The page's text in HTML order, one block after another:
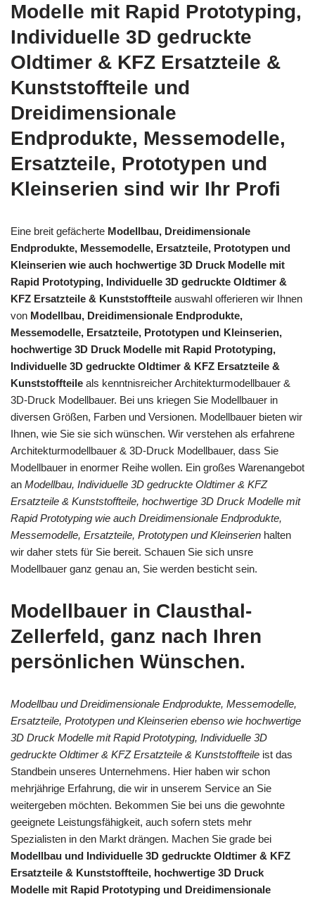
Modelle mit Rapid Prototyping,
Individuelle 3D gedruckte
Oldtimer & KFZ Ersatzteile &
Kunststoffteile und
Dreidimensionale
Endprodukte, Messemodelle,
Ersatzteile, Prototypen und
Kleinserien sind wir Ihr Profi
Eine breit gefächerte Modellbau, Dreidimensionale
Endprodukte, Messemodelle, Ersatzteile, Prototypen und
Kleinserien wie auch hochwertige 3D Druck Modelle mit
Rapid Prototyping, Individuelle 3D gedruckte Oldtimer &
KFZ Ersatzteile & Kunststoffteile auswahl offerieren wir Ihnen
von Modellbau, Dreidimensionale Endprodukte,
Messemodelle, Ersatzteile, Prototypen und Kleinserien,
hochwertige 3D Druck Modelle mit Rapid Prototyping,
Individuelle 3D gedruckte Oldtimer & KFZ Ersatzteile &
Kunststoffteile als kenntnisreicher Architekturmodellbauer &
3D-Druck Modellbauer. Bei uns kriegen Sie Modellbauer in
diversen Größen, Farben und Versionen. Modellbauer bieten wir
Ihnen, wie Sie sie sich wünschen. Wir verstehen als erfahrene
Architekturmodellbauer & 3D-Druck Modellbauer, dass Sie
Modellbauer in enormer Reihe wollen. Ein großes Warenangebot
an Modellbau, Individuelle 3D gedruckte Oldtimer & KFZ
Ersatzteile & Kunststoffteile, hochwertige 3D Druck Modelle mit
Rapid Prototyping wie auch Dreidimensionale Endprodukte,
Messemodelle, Ersatzteile, Prototypen und Kleinserien halten
wir daher stets für Sie bereit. Schauen Sie sich unsre
Modellbauer ganz genau an, Sie werden besticht sein.
Modellbauer in Clausthal-
Zellerfeld, ganz nach Ihren
persönlichen Wünschen.
Modellbau und Dreidimensionale Endprodukte, Messemodelle,
Ersatzteile, Prototypen und Kleinserien ebenso wie hochwertige
3D Druck Modelle mit Rapid Prototyping, Individuelle 3D
gedruckte Oldtimer & KFZ Ersatzteile & Kunststoffteile ist das
Standbein unseres Unternehmens. Hier haben wir schon
mehrjährige Erfahrung, die wir in unserem Service an Sie
weitergeben möchten. Bekommen Sie bei uns die gewohnte
geeignete Leistungsfähigkeit, auch sofern stets mehr
Spezialisten in den Markt drängen. Machen Sie grade bei
Modellbau und Individuelle 3D gedruckte Oldtimer & KFZ
Ersatzteile & Kunststoffteile, hochwertige 3D Druck
Modelle mit Rapid Prototyping und Dreidimensionale